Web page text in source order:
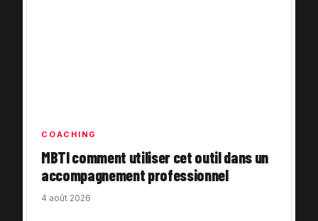
COACHING
MBTI comment utiliser cet outil dans un
accompagnement professionnel
4 août 2026